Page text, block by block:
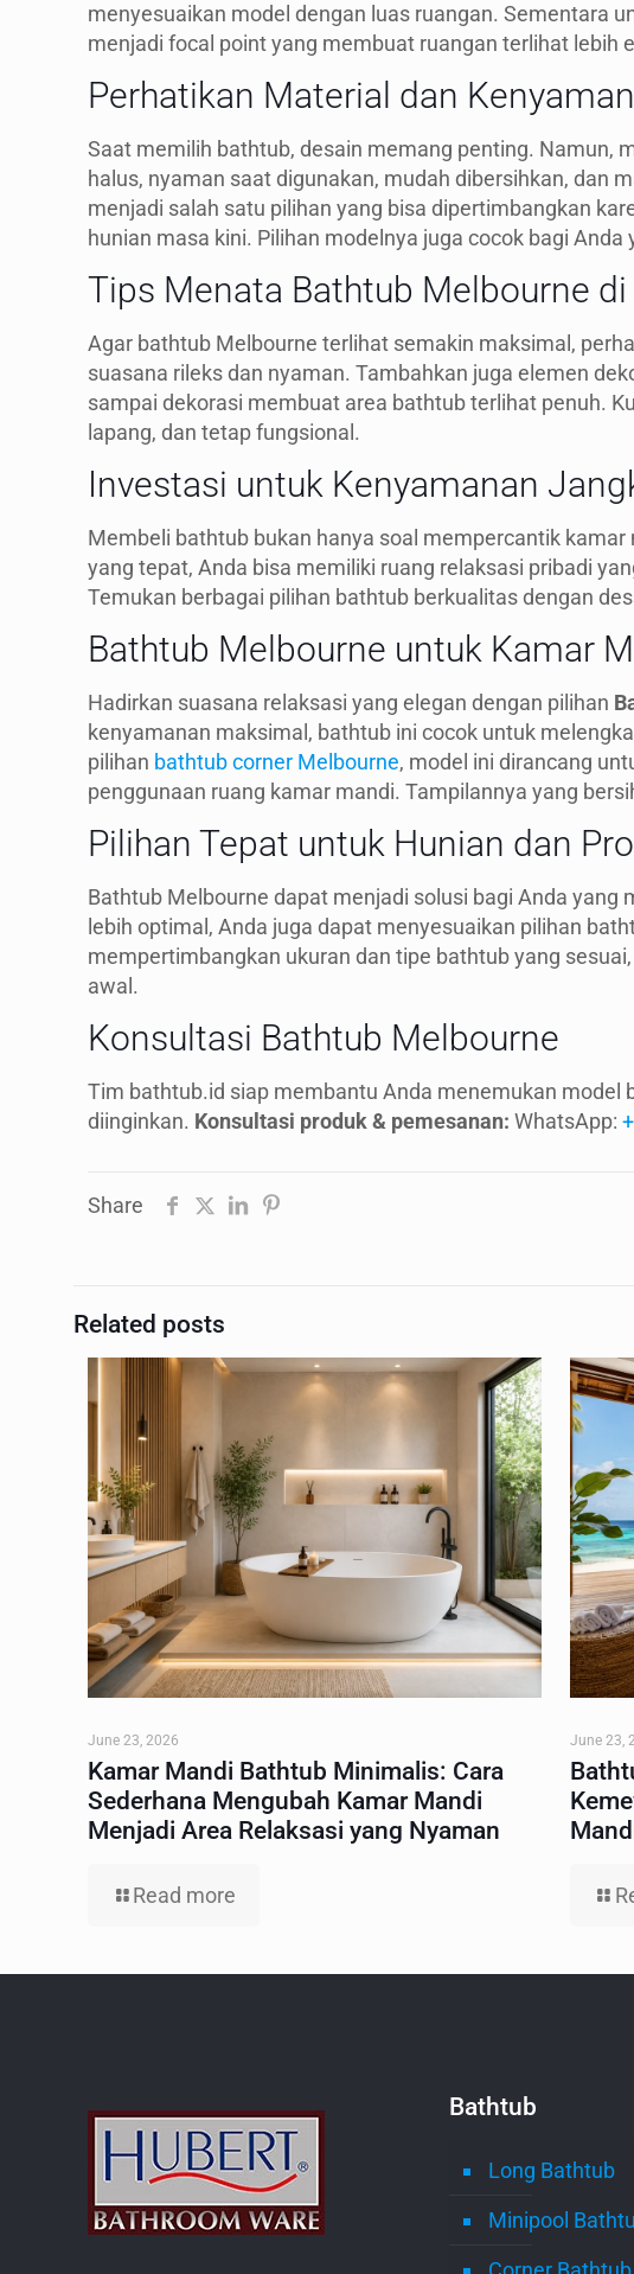
menyesuaikan model dengan luas ruangan. Sementara
menjadi focal point yang membuat ruangan terlihat lebih
Perhatikan Material dan
Saat memilih bathtub, desain memang penting. Namun,
halus, nyaman saat digunakan, mudah dibersihkan, dan
menjadi salah satu pilihan yang bisa dipertimbangkan
hunian masa kini. Pilihan modelnya juga cocok bagi
Tips Menata Bathtub Melbourne di
Agar bathtub Melbourne terlihat semakin maksimal,
suasana rileks dan nyaman. Tambahkan juga elemen
sampai dekorasi membuat area bathtub terlihat penuh.
lapang, dan tetap fungsional.
Investasi untuk Kenyamanan
Membeli bathtub bukan hanya soal mempercantik
yang tepat, Anda bisa memiliki ruang relaksasi pribadi
Temukan berbagai pilihan bathtub berkualitas dengan
Bathtub Melbourne untuk Kamar
Hadirkan suasana relaksasi yang elegan dengan pilihan
kenyamanan maksimal, bathtub ini cocok untuk
pilihan bathtub corner Melbourne, model ini dirancang
penggunaan ruang kamar mandi. Tampilannya yang
Pilihan Tepat untuk Hunian dan
Bathtub Melbourne dapat menjadi solusi bagi Anda
lebih optimal, Anda juga dapat menyesuaikan pilihan
mempertimbangkan ukuran dan tipe bathtub yang
awal.
Konsultasi Bathtub Melbourne
Tim bathtub.id siap membantu Anda menemukan model
diinginkan. Konsultasi produk & pemesanan:WhatsApp:
Share
Related posts
June 23, 2026
Kamar Mandi Bathtub Minimalis: Cara
Sederhana Mengubah Kamar Mandi
Menjadi Area Relaksasi yang Nyaman
Read more
June 23,
Bathtub
Long Bathtub
Minipool